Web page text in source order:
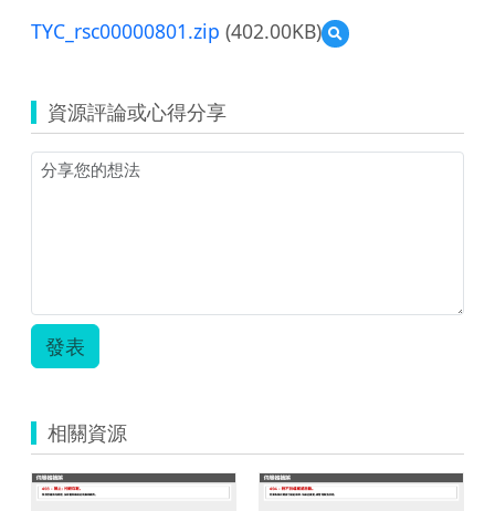
TYC_rsc00000801.zip (402.00KB)
預
覽
資源評論或心得分享
發表
相關資源